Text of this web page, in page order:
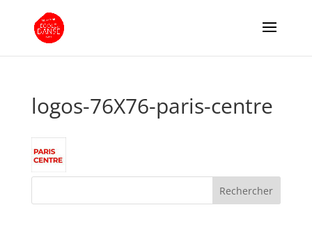
logos-76X76-paris-centre